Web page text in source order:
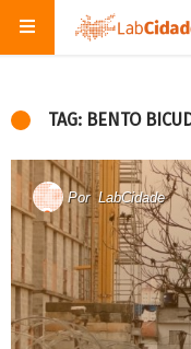
TAG: BENTO
PorLabCidade